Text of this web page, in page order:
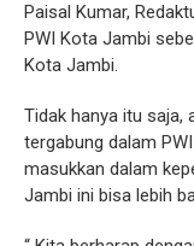
Paisal Kumar,
PWI Kota Jambi
Kota Jambi.
Tidak hanya itu saja,
tergabung dalam
masukkan dalam
Jambi ini bisa lebih